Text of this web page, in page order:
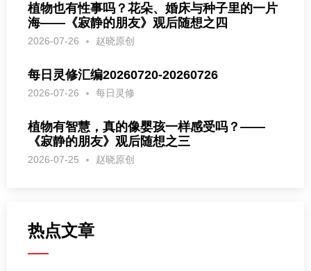
植物也有性事吗？花朵、婚床与种子里的一片
海——《寂静的朋友》观后随想之四
2026-07-26 赵晓原创
每日灵修汇编20260720-20260726
2026-07-26 每日灵修
植物有智慧，真的像婴孩一样感受吗？——
《寂静的朋友》观后随想之三
2026-07-25 赵晓原创
热点文章